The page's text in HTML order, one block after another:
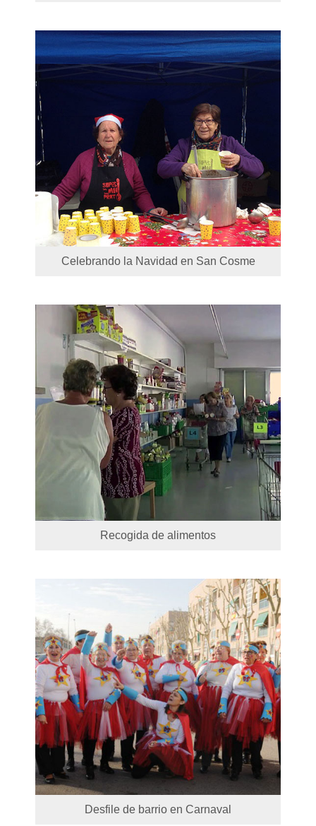
Celebrando la Navidad en San Cosme
Recogida de alimentos
Desfile de barrio en Carnaval